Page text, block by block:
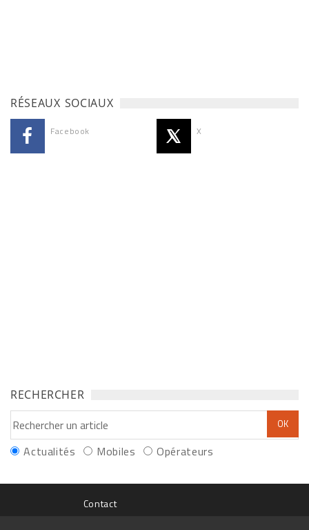
RÉSEAUX SOCIAUX
Facebook X
RECHERCHER
Actualités Mobiles Opérateurs
Contact